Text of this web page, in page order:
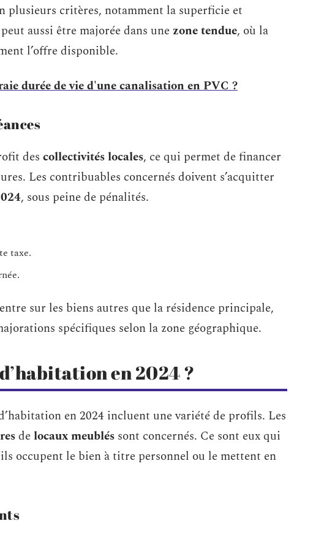
plusieurs critères, notamment la superficie et
aussi être majorée dans une zone tendue, où la
l’offre disponible.
durée de vie d'une canalisation en PVC ?
des collectivités locales, ce qui permet de financer
Les contribuables concernés doivent s’acquitter
, sous peine de pénalités.
taxe.
sur les biens autres que la résidence principale,
spécifiques selon la zone géographique.
en 2024 ?
en 2024 incluent une variété de profils. Les
delocaux meublés sont concernés. Ce sont eux qui
occupent le bien à titre personnel ou le mettent en